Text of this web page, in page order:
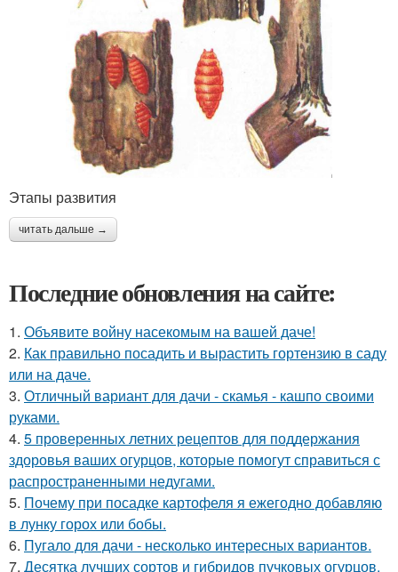
Этапы развития
читать дальше →
Последние обновления на сайте:
1. Объявите войну насекомым на вашей даче!
2. Как правильно посадить и вырастить гортензию в саду
или на даче.
3. Отличный вариант для дачи - скамья - кашпо своими
руками.
4. 5 проверенных летних рецептов для поддержания
здоровья ваших огурцов, которые помогут справиться с
распространенными недугами.
5. Почему при посадке картофеля я ежегодно добавляю
в лунку горох или бобы.
6. Пугало для дачи - несколько интересных вариантов.
7. Десятка лучших сортов и гибридов пучковых огурцов.